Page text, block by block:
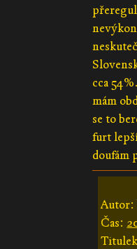
cca
mám
se to
furt
doufám
Autor:
Čas: